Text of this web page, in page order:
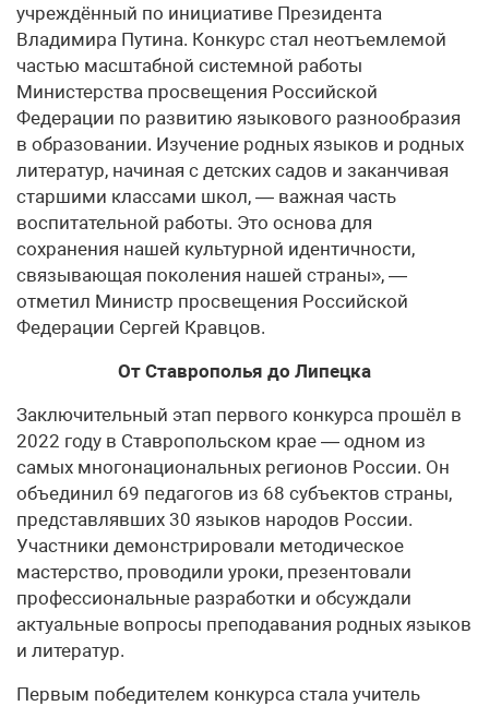
учреждённый по инициативе Президента
Владимира Путина. Конкурс стал неотъемлемой
частью масштабной системной работы
Министерства просвещения Российской
Федерации по развитию языкового разнообразия
в образовании. Изучение родных языков и родных
литератур, начиная с детских садов и заканчивая
старшими классами школ, — важная часть
воспитательной работы. Это основа для
сохранения нашей культурной идентичности,
связывающая поколения нашей страны», —
отметил Министр просвещения Российской
Федерации Сергей Кравцов.
От Ставрополья до Липецка
Заключительный этап первого конкурса прошёл в
2022 году в Ставропольском крае — одном из
самых многонациональных регионов России. Он
объединил 69 педагогов из 68 субъектов страны,
представлявших 30 языков народов России.
Участники демонстрировали методическое
мастерство, проводили уроки, презентовали
профессиональные разработки и обсуждали
актуальные вопросы преподавания родных языков
и литератур.
Первым победителем конкурса стала учитель